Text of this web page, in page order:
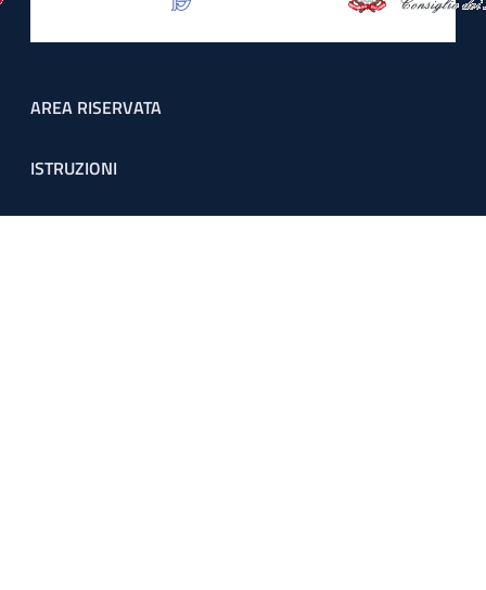
Footer menu
AREA RISERVATA
ISTRUZIONI